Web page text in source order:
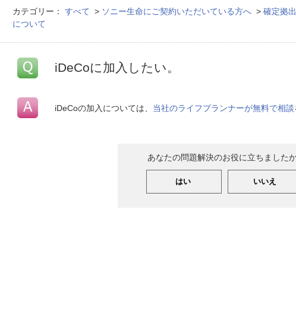
カテゴリー： すべて > ソニー生命にご契約いただいている方へ > 確定拠
について
iDeCoに加入したい。
iDeCoの加入については、 当社のライフプランナーが無料で相談
あなたの問題解決のお役に立ちました